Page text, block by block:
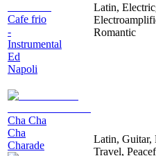
Cafe frio
-
Instrumental
Ed
Napoli
Latin,
Romantic
Cha Cha
Cha
Charade
Latin, Guitar,
Travel,